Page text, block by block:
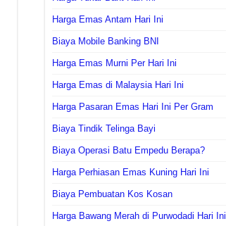
Harga Emas Antam Hari Ini
Biaya Mobile Banking BNI
Harga Emas Murni Per Hari Ini
Harga Emas di Malaysia Hari Ini
Harga Pasaran Emas Hari Ini Per Gram
Biaya Tindik Telinga Bayi
Biaya Operasi Batu Empedu Berapa?
Harga Perhiasan Emas Kuning Hari Ini
Biaya Pembuatan Kos Kosan
Harga Bawang Merah di Purwodadi Hari Ini